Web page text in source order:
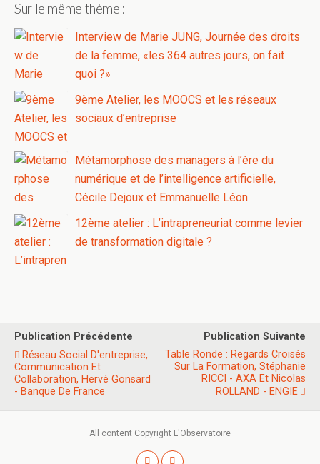
Sur le même thème :
Interview de Marie JUNG, Journée des droits
de la femme, «les 364 autres jours, on fait
quoi ?»
9ème Atelier, les MOOCS et les réseaux
sociaux d’entreprise
Métamorphose des managers à l’ère du
numérique et de l’intelligence artificielle,
Cécile Dejoux et Emmanuelle Léon
12ème atelier : L’intrapreneuriat comme levier
de transformation digitale ?
Publication Précédente
Réseau Social D'entreprise,
Communication Et
Collaboration, Hervé Gonsard
- Banque De France
Publication Suivante
Table Ronde : Regards Croisés
Sur La Formation, Stéphanie
RICCI - AXA Et Nicolas
ROLLAND - ENGIE
All content Copyright L'Observatoire